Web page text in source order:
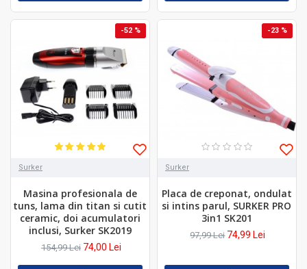
-52 %
Surker
Masina profesionala de
tuns, lama din titan si cutit
ceramic, doi acumulatori
inclusi, Surker SK2019
154,99 Lei 74,00 Lei
-23 %
Surker
Placa de creponat, ondulat
si intins parul, SURKER PRO
3in1 SK201
97,99 Lei 74,99 Lei